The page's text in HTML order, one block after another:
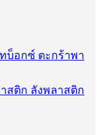
บ็อกซ์ ตะกร้าพา
สติก ลังพลาสติก